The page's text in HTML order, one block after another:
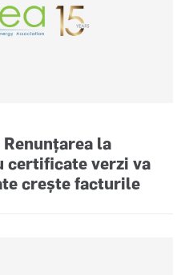
Renunțarea la
certificate verzi va
crește facturile